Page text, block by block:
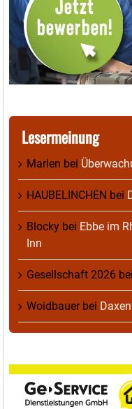
Lesermeinung
Marlen bei
HAUBELINCHEN bei
Blocky bei Ebbe im
Inn
Gesellschaft 2026 bei
Woidbauerbei